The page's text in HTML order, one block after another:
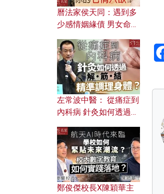
曆法家侯天同：遇到多
少感情姻緣債 男女命途
的七情六欲？
左常波中醫： 從痛症到
內科病 針灸如何透過解
鄭俊傑校長X陳穎華主